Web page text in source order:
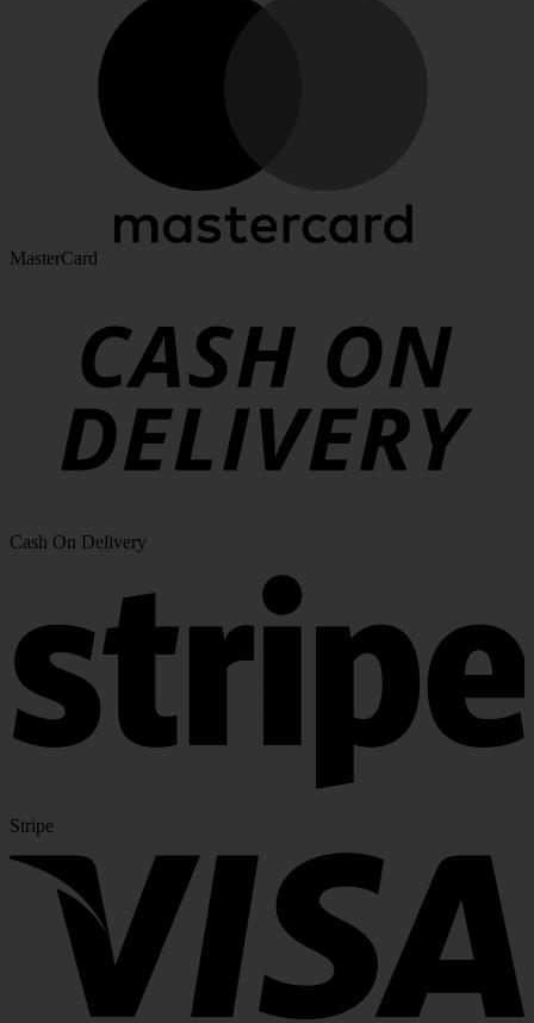
MasterCard
Cash On Delivery
Stripe